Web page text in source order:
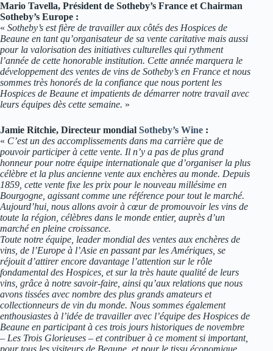
Mario Tavella, Président de Sotheby’s France et Chairman
Sotheby’s Europe :
« Sotheby’s est fière de travailler aux côtés des Hospices de
Beaune en tant qu’organisateur de sa vente caritative mais aussi
pour la valorisation des initiatives culturelles qui rythment
l’année de cette honorable institution. Cette année marquera le
développement des ventes de vins de Sotheby’s en France et nous
sommes très honorés de la confiance que nous portent les
Hospices de Beaune et impatients de démarrer notre travail avec
leurs équipes dès cette semaine. »
Jamie Ritchie, Directeur mondial Sotheby’s Wine :
« C’est un des accomplissements dans ma carrière que de
pouvoir participer à cette vente. Il n’y a pas de plus grand
honneur pour notre équipe internationale que d’organiser la plus
célèbre et la plus ancienne vente aux enchères au monde. Depuis
1859, cette vente fixe les prix pour le nouveau millésime en
Bourgogne, agissant comme une référence pour tout le marché.
Aujourd’hui, nous allons avoir à cœur de promouvoir les vins de
toute la région, célèbres dans le monde entier, auprès d’un
marché en pleine croissance.
Toute notre équipe, leader mondial des ventes aux enchères de
vins, de l’Europe à l’Asie en passant par les Amériques, se
réjouit d’attirer encore davantage l’attention sur le rôle
fondamental des Hospices, et sur la très haute qualité de leurs
vins, grâce à notre savoir-faire, ainsi qu’aux relations que nous
avons tissées avec nombre des plus grands amateurs et
collectionneurs de vin du monde. Nous sommes également
enthousiastes à l’idée de travailler avec l’équipe des Hospices de
Beaune en participant à ces trois jours historiques de novembre
– Les Trois Glorieuses – et contribuer à ce moment si important,
pour tous les visiteurs de Beaune, et pour le tissu économique